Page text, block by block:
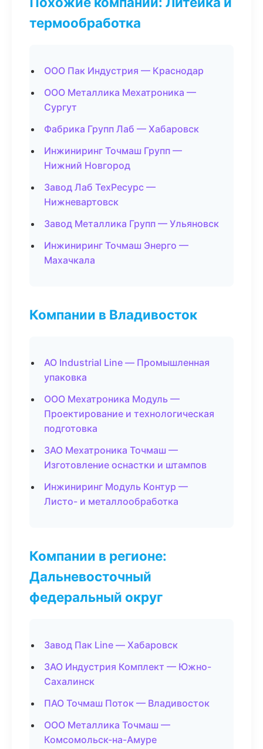
термообработка
ООО Пак Индустрия — Краснодар
ООО Металлика Мехатроника —
Сургут
Фабрика Групп Лаб — Хабаровск
Инжиниринг Точмаш Групп —
Нижний Новгород
Завод Лаб ТехРесурс —
Нижневартовск
Завод Металлика Групп — Ульяновск
Инжиниринг Точмаш Энерго —
Махачкала
Компании в Владивосток
АО Industrial Line — Промышленная
упаковка
ООО Мехатроника Модуль —
Проектирование и технологическая
подготовка
ЗАО Мехатроника Точмаш —
Изготовление оснастки и штампов
Инжиниринг Модуль Контур —
Листо- и металлообработка
Компании в регионе:
Дальневосточный
федеральный округ
Завод Пак Line — Хабаровск
ЗАО Индустрия Комплект — Южно-
Сахалинск
ПАО Точмаш Поток — Владивосток
ООО Металлика Точмаш —
Комсомольск-на-Амуре